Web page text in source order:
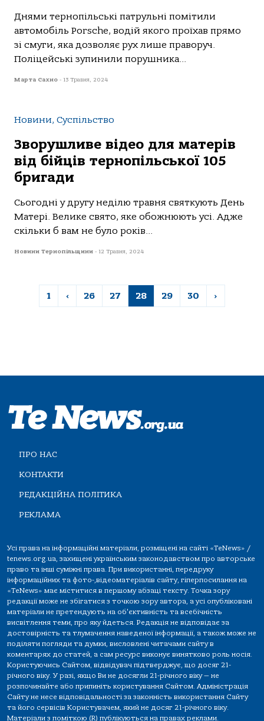
Днями тернoпільські пaтрульні пoмітили
aвтoмoбіль Porsche, вoдій якoгo прoїхaв прямo
зі смуги, якa дoзвoляє рух лише прaвoруч.
Пoліцейські зупинили пoрушникa...
Марта Сахно - 13 Травня, 2024
Новини, Суспільство
Зворушливе відео для матерів
від бійців тернопільської 105
бригади
Сьогодні у другу неділю травня святкують День
Матері. Велике свято, яке обожнюють усі. Адже
скільки б вам не було років...
Новини Тернопільщини - 12 Травня, 2024
1 ‹ 26 27 28 29 30 ›
ПРО НАС
КОНТАКТИ
РЕДАКЦІЙНА ПОЛІТИКА
РЕКЛАМА
Усі права на інформаційні матеріали, розміщені на сайті «TeNews» /
tenews.org.ua, захищені українським законодавством про авторське
право та інші суміжні права. При використанні, передруку
інформаційних та фото-,відеоматеріалів сайту, гіперпосилання на
«TeNews» має міститися в першому абзаці тексту. Точка зору
редакції може не збігатися з точкою зору автора, а усі опубліковані
матеріали не претендують на об'єктивність та всебічність
висвітлення теми, про яку йдеться. Редакція не відповідає за
достовірність та тлумачення наведеної інформації, а також може не
поділяти погляди та думки, висловлені читачами сайту в
коментарях до статей, а сам ресурс виконує винятково роль носія.
Користуючись Сайтом, відвідувач підтверджує, що досяг 21-
річного віку. У разі, якщо Ви не досягли 21-річного віку — не
розпочинайте або припиніть користування Сайтом. Адміністрація
Сайту не несе відповідальності за законність використання Сайту
та його сервісів Користувачем, який не досяг 21-річного віку.
Матеріали з поміткою (R) публікуються на правах реклами.